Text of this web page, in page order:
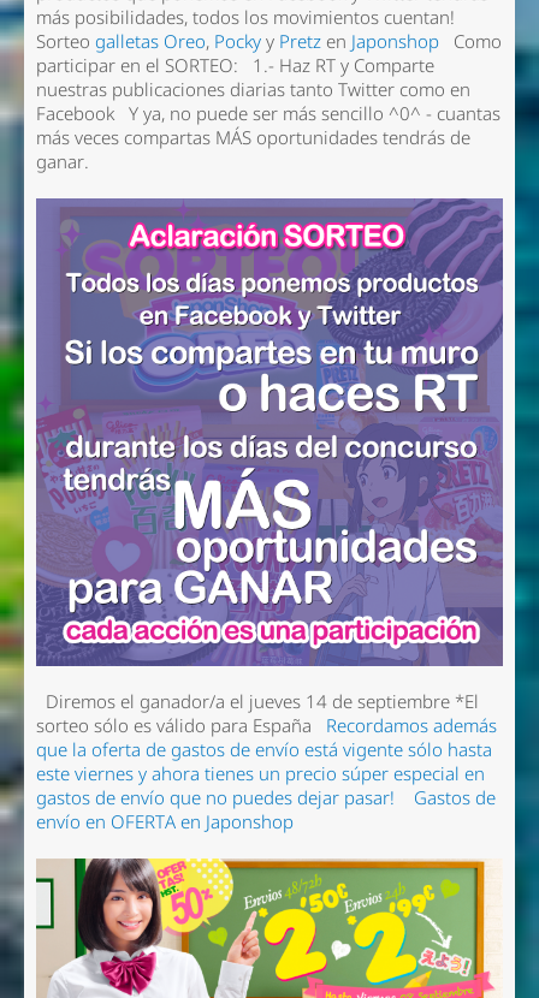
más posibilidades, todos los movimientos cuentan!
Sorteo galletas Oreo, Pockyy Pretzen JaponshopComo
participar en el SORTEO: 1.- Haz RT y Comparte
nuestras publicaciones diarias tanto Twitter como en
Facebook Y ya, no puede ser más sencillo ^0^ - cuantas
más veces compartas MÁS oportunidades tendrás de
ganar.
Diremos el ganador/a el jueves 14 de septiembre *El
sorteo sólo es válido para España
Recordamos además
que la oferta de gastos de envío está vigente sólo hasta
este viernes y ahora tienes un precio súper especial en
gastos de envío que no puedes dejar pasar!
Gastos de
envío en OFERTA en Japonshop